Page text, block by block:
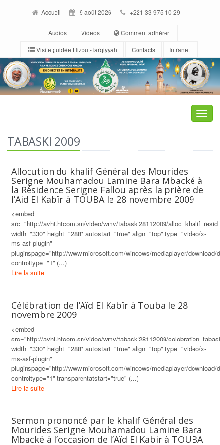
Accueil 9 août 2026 +221 33 975 10 29
Audios Videos
Comment adhérer
Visite guidée Hizbut-Tarqiyyah
Contacts Intranet
Toggle
TABASKI 2009
Allocution du khalif Général des Mourides
Serigne Mouhamadou Lamine Bara Mbacké à
la Résidence Serigne Fallou après la prière de
l’Aid El Kabîr à TOUBA le 28 novembre 2009
<embed
src="http://avht.htcom.sn/video/wmv/tabaski28112009/
width="330" height="288" autostart="true" align="top" type="video/x-
ms-asf-plugin"
pluginspage="http://www.microsoft.com/windows/mediaplayer/download/
controltype="1" (...)
Lire la suite
Célébration de l’Aïd El Kabîr à Touba le 28
novembre 2009
<embed
src="http://avht.htcom.sn/video/wmv/tabaski28112009/
width="330" height="288" autostart="true" align="top" type="video/x-
ms-asf-plugin"
pluginspage="http://www.microsoft.com/windows/mediaplayer/download/
controltype="1" transparentatstart="true" (...)
Lire la suite
Sermon prononcé par le khalif Général des
Mourides Serigne Mouhamadou Lamine Bara
Mbacké à l’occasion de l’Aïd El Kabir à TOUBA